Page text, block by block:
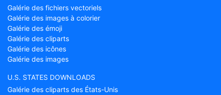
Galérie des fichiers vectoriels
Galérie des images à colorier
Galérie des émoji
Galérie des cliparts
Galérie des icônes
Galérie des images
U.S. STATES DOWNLOADS
Galérie des cliparts des États-Unis